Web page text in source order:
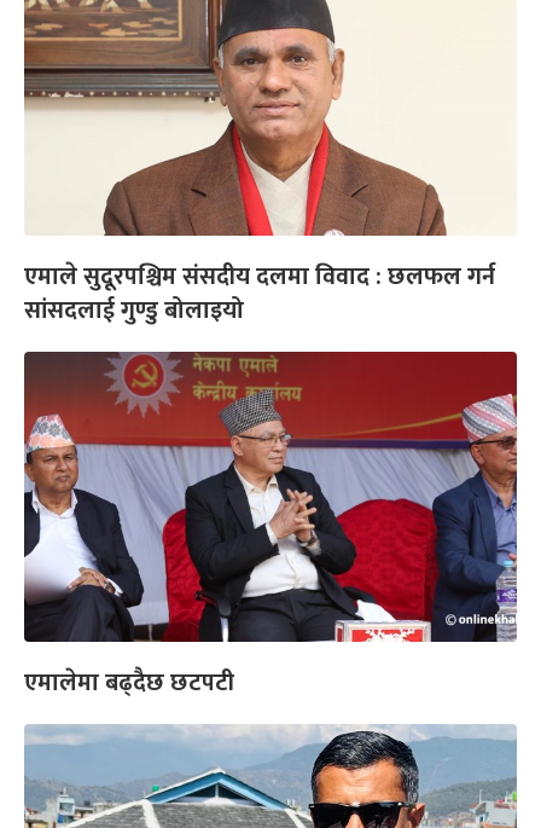
एमाले सुदूरपश्चिम संसदीय दलमा विवाद : छलफल गर्न
सांसदलाई गुण्डु बोलाइयो
एमालेमा बढ्दैछ छटपटी